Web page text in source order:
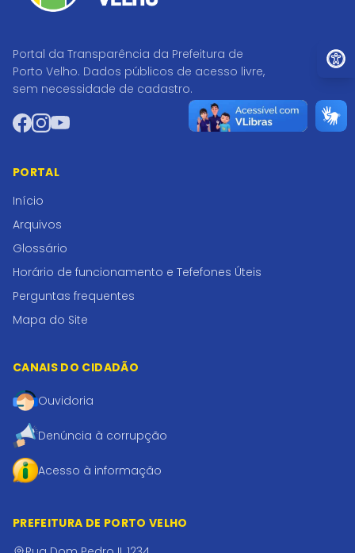
Portal da Transparência da Prefeitura de
Porto Velho. Dados públicos de acesso livre,
sem necessidade de cadastro.
Facebook
Instagram
YouTube
PORTAL
Início
Arquivos
Glossário
Horário de funcionamento e Tefefones Úteis
Perguntas frequentes
Mapa do Site
CANAIS DO CIDADÃO
Ouvidoria
Denúncia à corrupção
Acesso à informação
PREFEITURA DE PORTO VELHO
Ir